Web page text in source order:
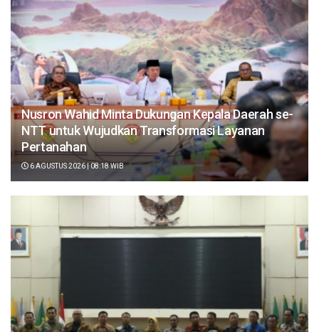
Nusron Wahid Minta Dukungan Kepala Daerah se-
NTT untuk Wujudkan Transformasi Layanan
Pertanahan
6 AGUSTUS 2026 | 08:18 WIB